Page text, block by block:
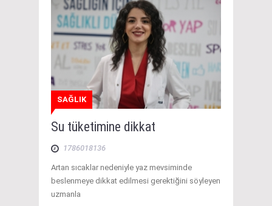
SAĞLIK
Su tüketimine dikkat
1786018136
Artan sıcaklar nedeniyle yaz mevsiminde
beslenmeye dikkat edilmesi gerektiğini söyleyen
uzmanla